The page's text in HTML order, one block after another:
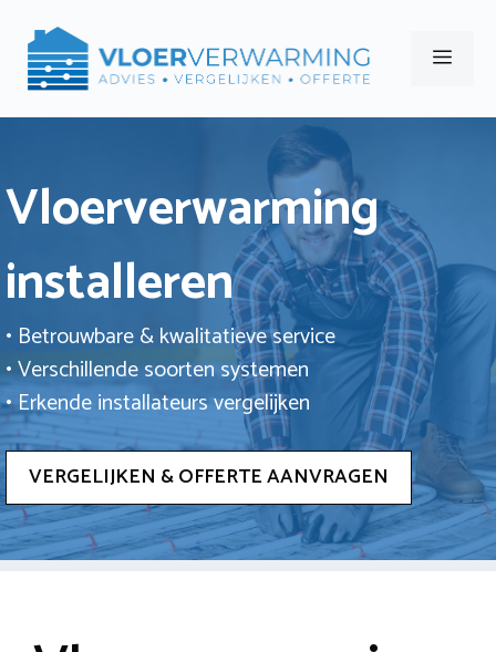
naar
Menu
Vloerverwarming
installeren
• Betrouwbare & kwalitatieve service
• Verschillende soorten systemen
• Erkende installateurs vergelijken
VERGELIJKEN & OFFERTE AANVRAGEN